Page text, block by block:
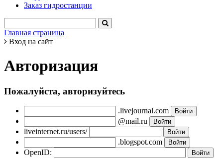
Заказ гидростанции
Главная страница
Вход на сайт
Авторизация
Пожалуйста, авторизуйтесь
.livejournal.com
@mail.ru
liveinternet.ru/users/
.blogspot.com
OpenID: